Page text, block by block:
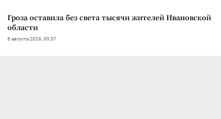
Гроза оставила без света тысячи жителей Ивановской
области
8 августа 2026, 00:37